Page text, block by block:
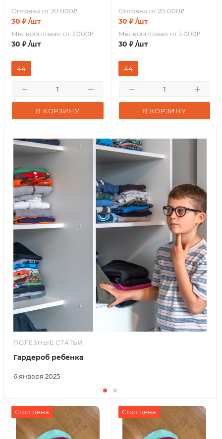
Оптовая от 20 000₽
30 ₽ /шт
Мелкооптовая от 3 000₽
30 ₽ /шт
В КОРЗИНУ
44
Оптовая от 20 000₽
30 ₽ /шт
Мелкооптовая от 3 000₽
30 ₽ /шт
В КОРЗИНУ
44
ПОЛЕЗНЫЕ СТАТЬИ
6 января 2025
Гардероб ребенка
Стоп цена Стоп цена